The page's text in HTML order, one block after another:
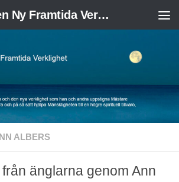
Välkomna till en Ny Framtida Verklighet
ALBERS
änglarna genom Ann